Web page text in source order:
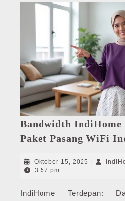
Bandwidth IndiHome
Paket Pasang WiFi
Oktober 15, 2025 Oktober
3:57 pm
IndiHome Terdepan: